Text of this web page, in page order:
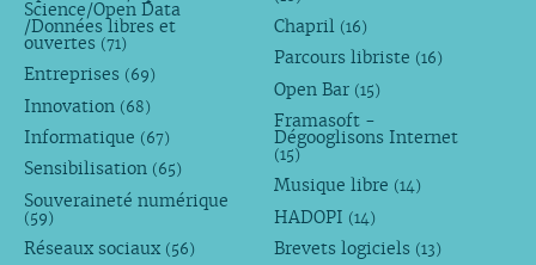
Science/Open Data
/Données libres et
ouvertes (71)
Entreprises (69)
Innovation (68)
Informatique (67)
Sensibilisation (65)
Souveraineté numérique
(59)
Réseaux sociaux (56)
Chapril (16)
Parcours libriste (16)
Open Bar (15)
Framasoft -
Dégooglisons Internet
(15)
Musique libre (14)
HADOPI (14)
Brevets logiciels (13)